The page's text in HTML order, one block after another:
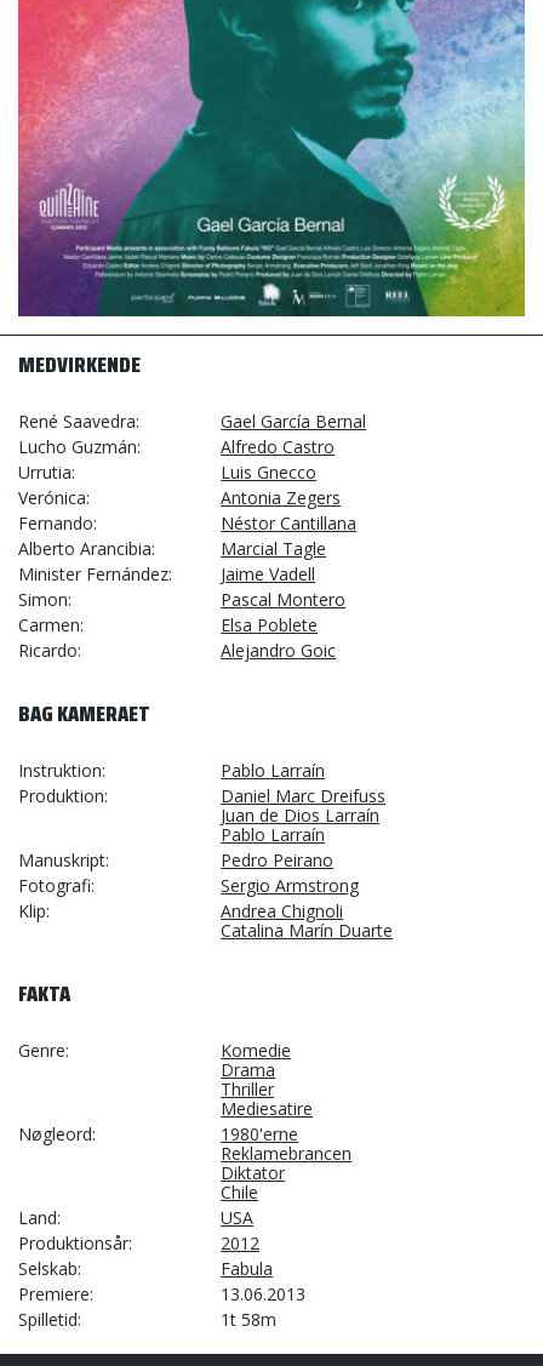
MEDVIRKENDE
René Saavedra
Gael García Bernal
Lucho Guzmán
Alfredo Castro
Urrutia
Luis Gnecco
Verónica
Antonia Zegers
Fernando
Néstor Cantillana
Alberto Arancibia
Marcial Tagle
Minister Fernández
Jaime Vadell
Simon
Pascal Montero
Carmen
Elsa Poblete
Ricardo
Alejandro Goic
BAG KAMERAET
Instruktion
Pablo Larraín
Produktion
Daniel Marc Dreifuss
Juan de Dios Larraín
Pablo Larraín
Manuskript
Pedro Peirano
Fotografi
Sergio Armstrong
Klip
Andrea Chignoli
Catalina Marín Duarte
FAKTA
Genre
Komedie
Drama
Thriller
Mediesatire
Nøgleord
1980'erne
Reklamebrancen
Diktator
Chile
Land
USA
Produktionsår
2012
Selskab
Fabula
Premiere
13.06.2013
Spilletid
1t 58m